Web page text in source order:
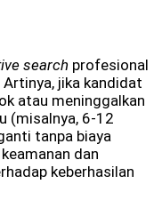
search profesional
jika kandidat
atau meninggalkan
(misalnya, 6-12
tanpa biaya
dan
keberhasilan